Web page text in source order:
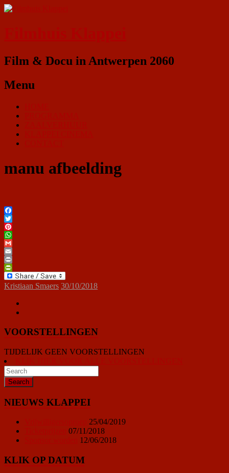
Film & Docu in Antwerpen 2060
Menu
manu afbeelding
Facebook
Twitter
Pinterest
WhatsApp
Gmail
Email
Print
PrintFriendly
Kristiaan Smaers 30/10/2018
VOORSTELLINGEN
TIJDELIJK GEEN VOORSTELLINGEN
NIEUWS KLAPPEI
25/04/2019
07/11/2018
12/06/2018
KLIK OP DATUM